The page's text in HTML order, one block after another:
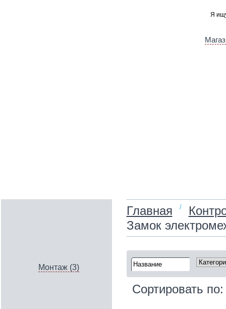
Монтаж (3)
Главная /
Замок
Сортировать